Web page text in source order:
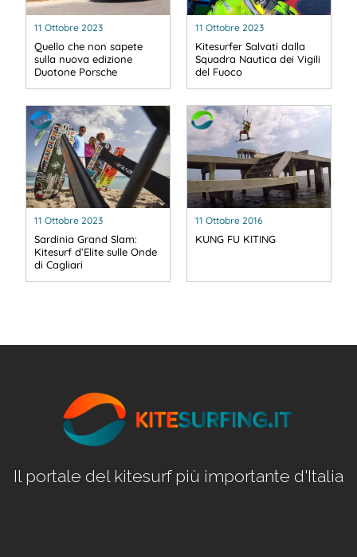
11 Ottobre 2023
Quello che non sapete
sulla nuova edizione
Duotone Porsche
11 Ottobre 2023
Kitesurfer Salvati dalla
Squadra Nautica dei Vigili
del Fuoco
11 Ottobre 2023
Sardinia Grand Slam:
Kitesurf d’Elite sulle Onde
di Cagliari
11 Ottobre 2016
KUNG FU KITING
Il portale del kitesurf più importante d'Italia